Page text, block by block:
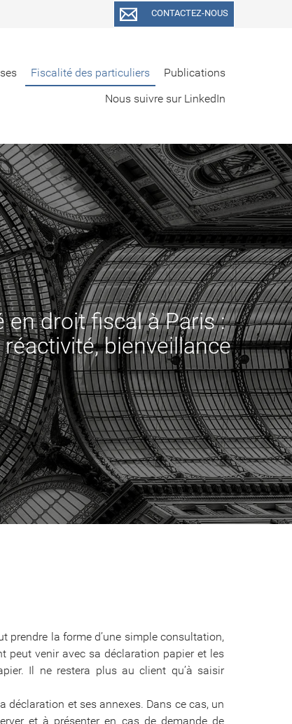
Fiscalité des particuliers
Publications
Nous suivre sur LinkedIn
CONTACTEZ-NOUS
en droit fiscal à Paris :
bienveillance
prendre la forme d’une simple consultation,
peut venir avec sa déclaration papier et les
Il ne restera plus au client qu’à saisir
et ses annexes. Dans ce cas, un
et à présenter en cas de demande de